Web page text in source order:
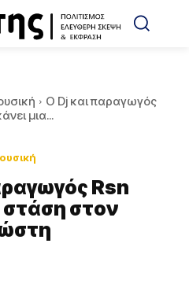
O Dj και παραγωγός
μια...
Rsn
στάση στον